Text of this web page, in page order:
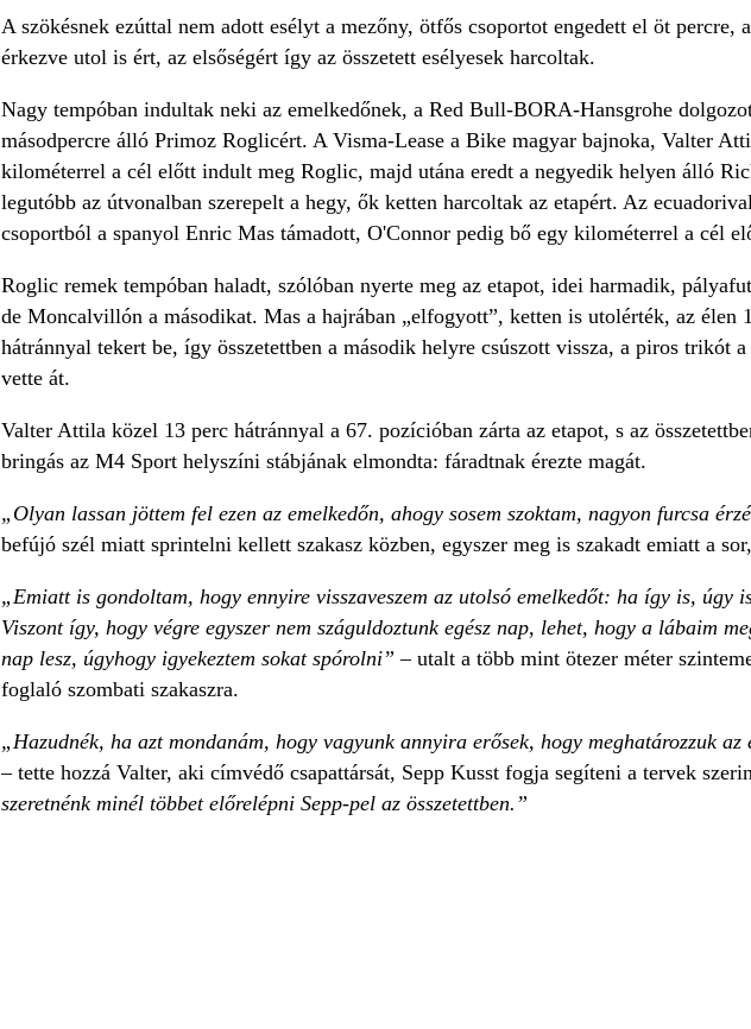
A szökésnek ezúttal nem adott esélyt a mezőny, ötfős csoportot engedett el öt percre,
érkezve utol is ért, az elsőségért így az összetett esélyesek harcoltak.
Nagy tempóban indultak neki az emelkedőnek, a Red Bull-BORA-Hansgrohe
másodpercre álló Primoz Roglicért. A Visma-Lease a Bike magyar bajnoka, Valter
kilométerrel a cél előtt indult meg Roglic, majd utána eredt a negyedik helyen álló
legutóbb az útvonalban szerepelt a hegy, ők ketten harcoltak az etapért. Az
csoportból a spanyol Enric Mas támadott, O'Connor pedig bő egy kilométerrel a cél
Roglic remek tempóban haladt, szólóban nyerte meg az etapot, idei harmadik,
de Moncalvillón a másodikat. Mas a hajrában „elfogyott”, ketten is utolérték, az élen
hátránnyal tekert be, így összetettben a második helyre csúszott vissza, a piros trikót
vette át.
Valter Attila közel 13 perc hátránnyal a 67. pozícióban zárta az etapot, s az
bringás az M4 Sport helyszíni stábjának elmondta: fáradtnak érezte magát.
„Olyan lassan jöttem fel ezen az emelkedőn, ahogy sosem szoktam, nagyon furcsa
befújó szél miatt sprintelni kellett szakasz közben, egyszer meg is szakadt emiatt a
„Emiatt is gondoltam, hogy ennyire visszaveszem az utolsó emelkedőt: ha így is, úgy
Viszont így, hogy végre egyszer nem száguldoztunk egész nap, lehet, hogy a lábaim
nap lesz, úgyhogy igyekeztem sokat spórolni” – utalt a több mint ötezer méter
foglaló szombati szakaszra.
„Hazudnék, ha azt mondanám, hogy vagyunk annyira erősek, hogy meghatározzuk az
– tette hozzá Valter, aki címvédő csapattársát, Sepp Kusst fogja segíteni a tervek
szeretnénk minél többet előrelépni Sepp-pel az összetettben.”